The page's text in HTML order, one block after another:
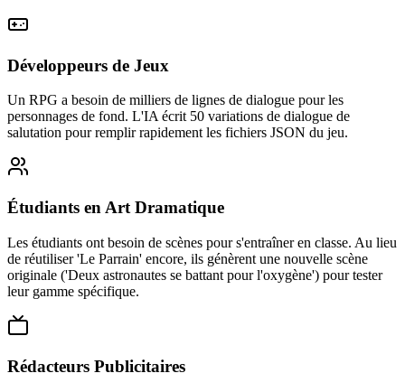
Développeurs de Jeux
Un RPG a besoin de milliers de lignes de dialogue pour les
personnages de fond. L'IA écrit 50 variations de dialogue de
salutation pour remplir rapidement les fichiers JSON du jeu.
Étudiants en Art Dramatique
Les étudiants ont besoin de scènes pour s'entraîner en classe. Au lieu
de réutiliser 'Le Parrain' encore, ils génèrent une nouvelle scène
originale ('Deux astronautes se battant pour l'oxygène') pour tester
leur gamme spécifique.
Rédacteurs Publicitaires